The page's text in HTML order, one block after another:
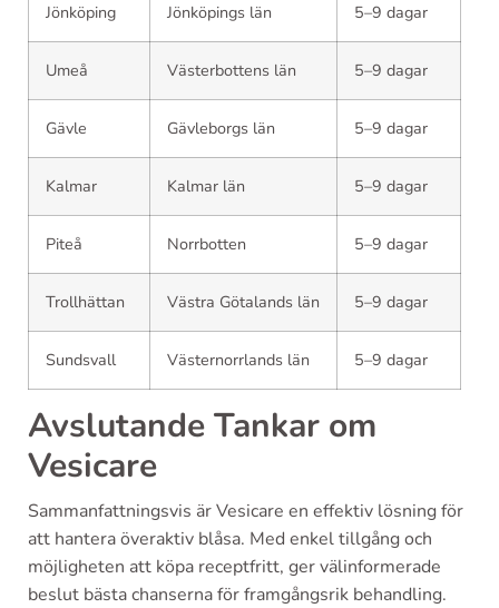
Jönköping Jönköpings län 5–9 dagar
Umeå Västerbottens län 5–9 dagar
Gävle Gävleborgs län 5–9 dagar
Kalmar Kalmar län 5–9 dagar
Piteå Norrbotten 5–9 dagar
Trollhättan Västra Götalands län 5–9 dagar
Sundsvall Västernorrlands län 5–9 dagar
Avslutande Tankar om
Vesicare
Sammanfattningsvis är Vesicare en effektiv lösning för
att hantera överaktiv blåsa. Med enkel tillgång och
möjligheten att köpa receptfritt, ger välinformerade
beslut bästa chanserna för framgångsrik behandling.